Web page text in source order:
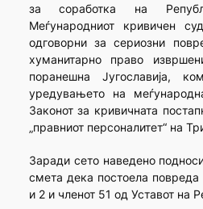
за соработка на
Меѓународниот кривичен
одговорни за сериозни
хуманитарно право
поранешна Југославија,
уредувањето на
Законот за кривичната
„правниот персоналитет“ на
Заради сето наведено
смета дека постоела повреда
и 2 и членот 51 од Уста­вот на